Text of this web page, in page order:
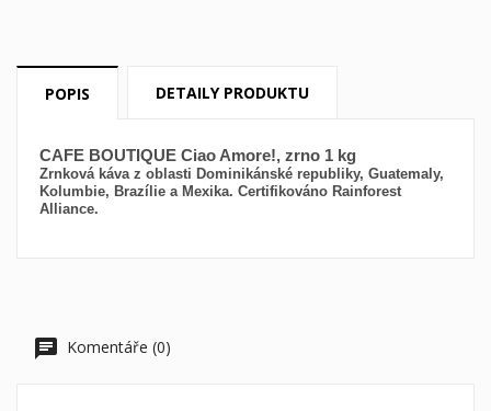
POPIS DETAILY PRODUKTU
CAFE BOUTIQUE Ciao Amore!, zrno 1 kg
Zrnková káva z oblasti Dominikánské republiky, Guatemaly,
Kolumbie, Brazílie a Mexika. Certifikováno Rainforest
Alliance.
Komentáře (0)